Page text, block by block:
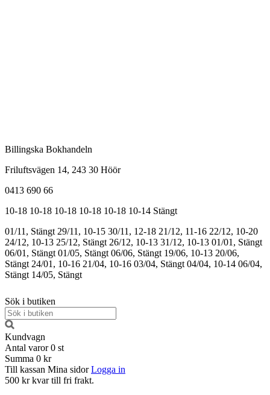
Billingska Bokhandeln
Friluftsvägen 14, 243 30 Höör
0413 690 66
10-18 10-18 10-18 10-18 10-18 10-14 Stängt
01/11, Stängt 29/11, 10-15 30/11, 12-18 21/12, 11-16 22/12, 10-20
24/12, 10-13 25/12, Stängt 26/12, 10-13 31/12, 10-13 01/01, Stängt
06/01, Stängt 01/05, Stängt 06/06, Stängt 19/06, 10-13 20/06,
Stängt 24/01, 10-16 21/04, 10-16 03/04, Stängt 04/04, 10-14 06/04,
Stängt 14/05, Stängt
Sök i butiken
Kundvagn
Antal varor 0 st
Summa 0 kr
Till kassan Mina sidor Logga in
500 kr kvar till fri frakt.